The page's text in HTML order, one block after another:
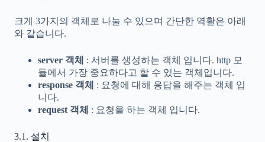
크게 3가지의 객체로 나눌 수 있으며 간단한 역활은 아래
와 같습니다.
server 객체
: 서버를 생성하는 객체 입니다. http 모
듈에서 가장 중요하다고 할 수 있는 객체입니다.
response 객체
: 요청에 대해 응답을 해주는 객체 입
니다.
request 객체
: 요청을 하는 객체 입니다.
3.1. 설치